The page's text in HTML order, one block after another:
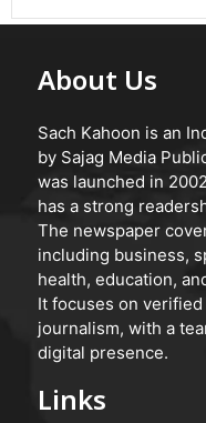
About Us
Sach Kahoon is an
by Sajag Media
was launched in
has a strong
The newspaper
including business,
health, education,
It focuses on
journalism, with a
digital presence.
Links